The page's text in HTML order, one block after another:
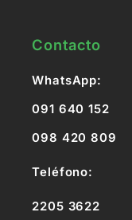
Contacto
WhatsApp:
091 640 152
098 420 809
Teléfono:
2205 3622